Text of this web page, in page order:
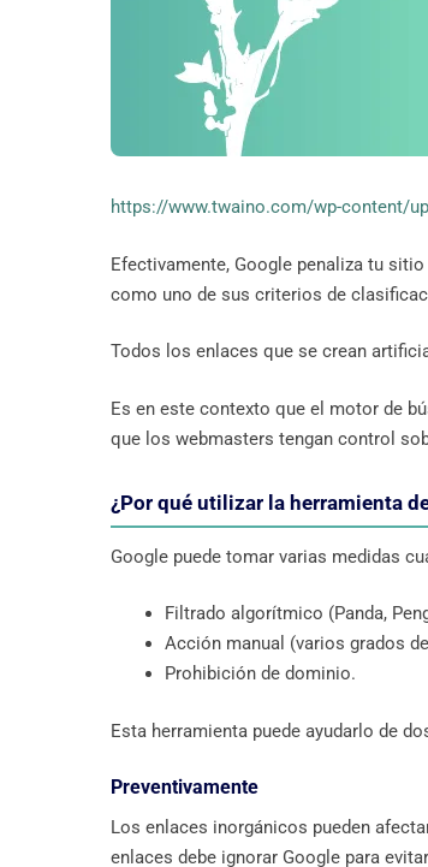
https://www.twaino.com/wp-content/
Efectivamente, Google penaliza tu
como uno de sus criterios de
Todos los enlaces que se crean
Es en este contexto que el motor de
que los webmasters tengan control
¿Por qué utilizar la herramienta
Google puede tomar varias medidas
Filtrado algorítmico (Panda,
Acción manual (varios grados
Prohibición de dominio.
Esta herramienta puede ayudarlo de
Preventivamente
Los enlaces inorgánicos pueden
enlaces debe ignorar Google para